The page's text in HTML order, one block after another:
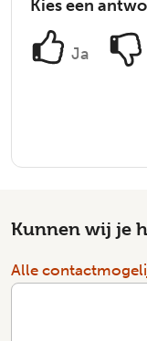
Kies een
Ja
Kunnen wij je
Alle